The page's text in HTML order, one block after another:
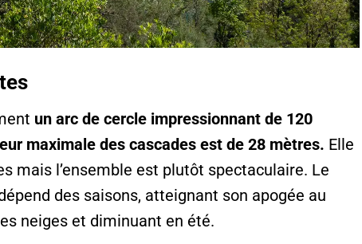
un arc de cercle impressionnant de 120
maximale des cascades est de 28 mètres. Elle
mais l’ensemble est plutôt spectaculaire. Le
des saisons, atteignant son apogée au
neiges et diminuant en été.